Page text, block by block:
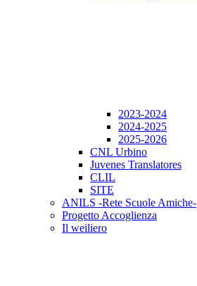
2023-2024
2024-2025
2025-2026
CNL Urbino
Juvenes Translatores
CLIL
SITE
ANILS -Rete Scuole Amiche-
Progetto Accoglienza
Il weiliero